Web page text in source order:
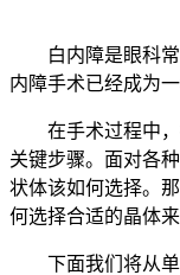
白内障是眼科
内障手术已经成为
在手术过程中
关键步骤。面对各
状体该如何选择。
何选择合适的晶体
下面我们将从